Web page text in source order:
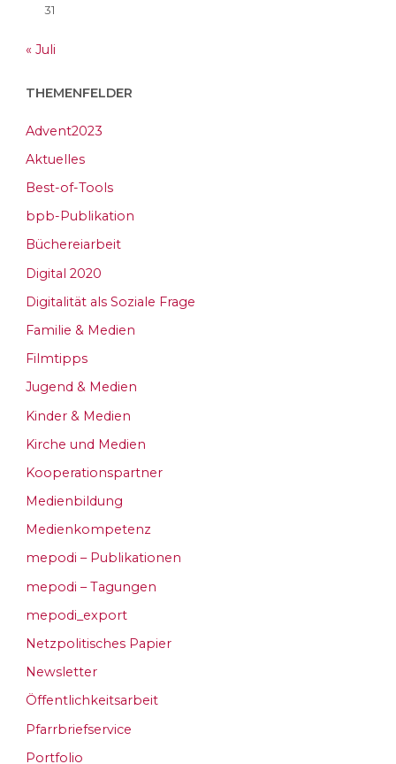
31
« Juli
THEMENFELDER
Advent2023
Aktuelles
Best-of-Tools
bpb-Publikation
Büchereiarbeit
Digital 2020
Digitalität als Soziale Frage
Familie & Medien
Filmtipps
Jugend & Medien
Kinder & Medien
Kirche und Medien
Kooperationspartner
Medienbildung
Medienkompetenz
mepodi – Publikationen
mepodi – Tagungen
mepodi_export
Netzpolitisches Papier
Newsletter
Öffentlichkeitsarbeit
Pfarrbriefservice
Portfolio